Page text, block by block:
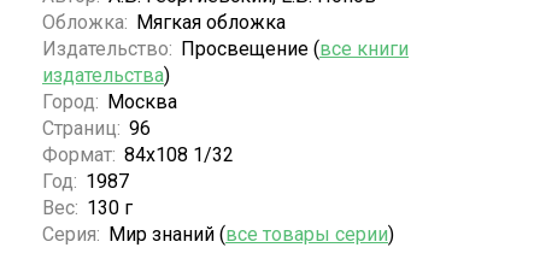
Обложка: Мягкая обложка
Издательство: Просвещение (все книги
издательства)
Город: Москва
Страниц: 96
Формат: 84x108 1/32
Год: 1987
Вес: 130 г
Серия: Мир знаний (все товары серии)